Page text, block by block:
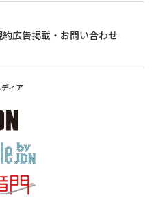
約広告掲載・お問い合わせ
ィア